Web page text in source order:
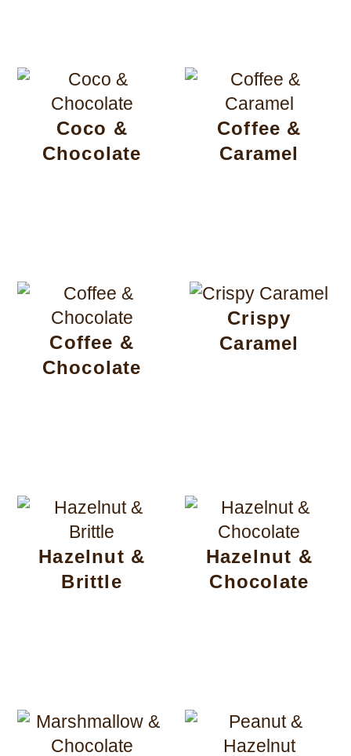
Coco &
Chocolate
Coffee &
Caramel
Coffee &
Chocolate
Crispy
Caramel
Hazelnut &
Brittle
Hazelnut &
Chocolate